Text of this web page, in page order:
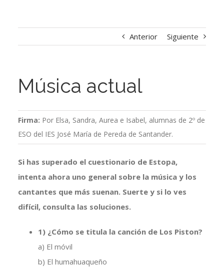
Anterior Siguiente
Música actual
Firma: Por Elsa, Sandra, Aurea e Isabel, alumnas de 2º de
ESO del IES José María de Pereda de Santander.
Si has superado el cuestionario de Estopa,
intenta ahora uno general sobre la música y los
cantantes que más suenan. Suerte y si lo ves
difícil, consulta las soluciones.
1) ¿Cómo se titula la canción de Los Piston?
a) El móvil
b) El humahuaqueño